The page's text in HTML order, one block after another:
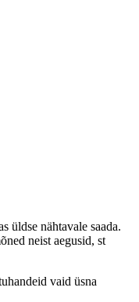
üldse nähtavale saada.
neist aegusid, st
vaid üsna